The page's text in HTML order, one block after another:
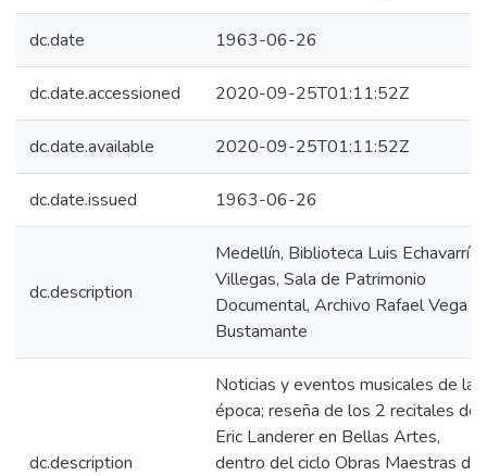
dc.date 1963-06-26
dc.date.accessioned 2020-09-25T01:11:52Z
dc.date.available 2020-09-25T01:11:52Z
dc.date.issued 1963-06-26
dc.description
Medellín, Biblioteca Luis Echavarría
Villegas, Sala de Patrimonio
Documental, Archivo Rafael Vega
Bustamante
dc.description
Noticias y eventos musicales de la
época; reseña de los 2 recitales de
Eric Landerer en Bellas Artes,
dentro del ciclo Obras Maestras del